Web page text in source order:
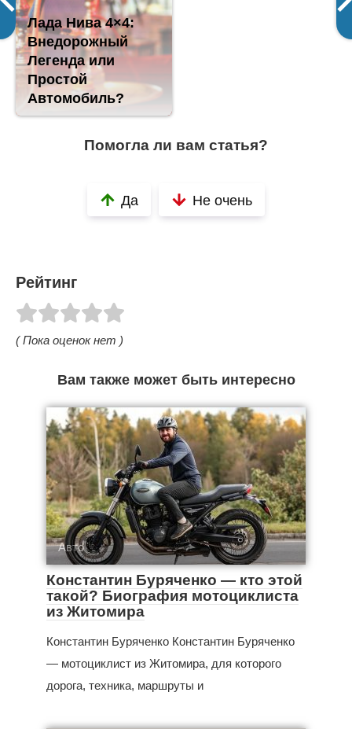
Лада Нива 4×4:
Внедорожный
Легенда или
Простой
Автомобиль?
Помогла ли вам статья?
Да Не очень
Рейтинг
( Пока оценок нет )
Вам также может быть интересно
Авто
Константин Буряченко — кто этой
такой? Биография мотоциклиста
из Житомира
Константин Буряченко Константин Буряченко
— мотоциклист из Житомира, для которого
дорога, техника, маршруты и